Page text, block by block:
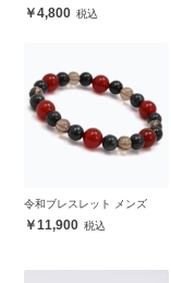
4,800
令和ブレスレット メンズ
11,900